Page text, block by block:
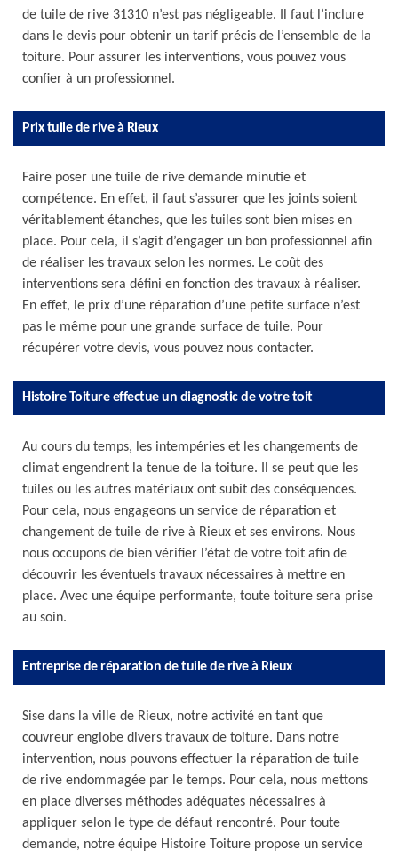
de tuile de rive 31310 n’est pas négligeable. Il faut l’inclure
dans le devis pour obtenir un tarif précis de l’ensemble de la
toiture. Pour assurer les interventions, vous pouvez vous
confier à un professionnel.
Prix tuile de rive à Rieux
Faire poser une tuile de rive demande minutie et
compétence. En effet, il faut s’assurer que les joints soient
véritablement étanches, que les tuiles sont bien mises en
place. Pour cela, il s’agit d’engager un bon professionnel afin
de réaliser les travaux selon les normes. Le coût des
interventions sera défini en fonction des travaux à réaliser.
En effet, le prix d’une réparation d’une petite surface n’est
pas le même pour une grande surface de tuile. Pour
récupérer votre devis, vous pouvez nous contacter.
Histoire Toiture effectue un diagnostic de votre toit
Au cours du temps, les intempéries et les changements de
climat engendrent la tenue de la toiture. Il se peut que les
tuiles ou les autres matériaux ont subit des conséquences.
Pour cela, nous engageons un service de réparation et
changement de tuile de rive à Rieux et ses environs. Nous
nous occupons de bien vérifier l’état de votre toit afin de
découvrir les éventuels travaux nécessaires à mettre en
place. Avec une équipe performante, toute toiture sera prise
au soin.
Entreprise de réparation de tuile de rive à Rieux
Sise dans la ville de Rieux, notre activité en tant que
couvreur englobe divers travaux de toiture. Dans notre
intervention, nous pouvons effectuer la réparation de tuile
de rive endommagée par le temps. Pour cela, nous mettons
en place diverses méthodes adéquates nécessaires à
appliquer selon le type de défaut rencontré. Pour toute
demande, notre équipe Histoire Toiture propose un service